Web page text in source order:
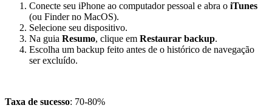
Conecte seu iPhone ao computador pessoal e abra o iTunes
(ou Finder no MacOS).
Selecione seu dispositivo.
Na guia Resumo, clique em Restaurar backup.
Escolha um backup feito antes de o histórico de navegação
ser excluído.
Taxa de sucesso: 70-80%